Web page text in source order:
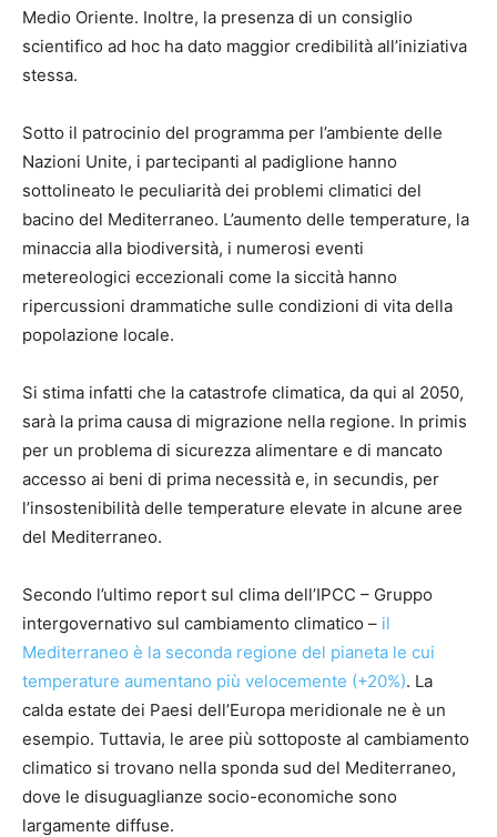
Medio Oriente. Inoltre, la presenza di un consiglio
scientifico ad hoc ha dato maggior credibilità all’iniziativa
stessa.
Sotto il patrocinio del programma per l’ambiente delle
Nazioni Unite, i partecipanti al padiglione hanno
sottolineato le peculiarità dei problemi climatici del
bacino del Mediterraneo. L’aumento delle temperature, la
minaccia alla biodiversità, i numerosi eventi
metereologici eccezionali come la siccità hanno
ripercussioni drammatiche sulle condizioni di vita della
popolazione locale.
Si stima infatti che la catastrofe climatica, da qui al 2050,
sarà la prima causa di migrazione nella regione. In primis
per un problema di sicurezza alimentare e di mancato
accesso ai beni di prima necessità e, in secundis, per
l’insostenibilità delle temperature elevate in alcune aree
del Mediterraneo.
Secondo l’ultimo report sul clima dell’IPCC – Gruppo
intergovernativo sul cambiamento climatico – il
Mediterraneo è la seconda regione del pianeta le cui
temperature aumentano più velocemente (+20%). La
calda estate dei Paesi dell’Europa meridionale ne è un
esempio. Tuttavia, le aree più sottoposte al cambiamento
climatico si trovano nella sponda sud del Mediterraneo,
dove le disuguaglianze socio-economiche sono
largamente diffuse.